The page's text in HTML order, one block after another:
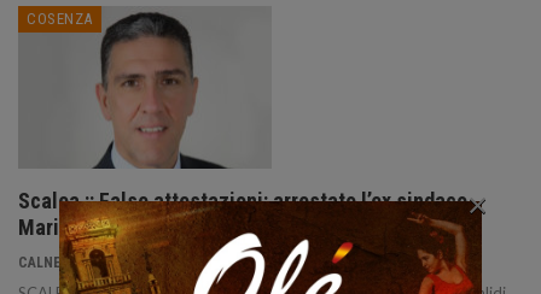
COSENZA
Scalea :: False attestazioni: arrestato l’ex sindaco
Mario Russo.
CALNEWS 16 Dic 2020
×